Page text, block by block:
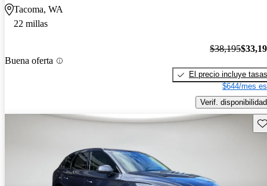
Tacoma, WA
22 millas
Buena oferta
$38,195
El precio incluye tasas
$644/mes
Verif. disponibilidad